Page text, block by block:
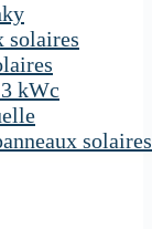
solaires
kWc
solaires